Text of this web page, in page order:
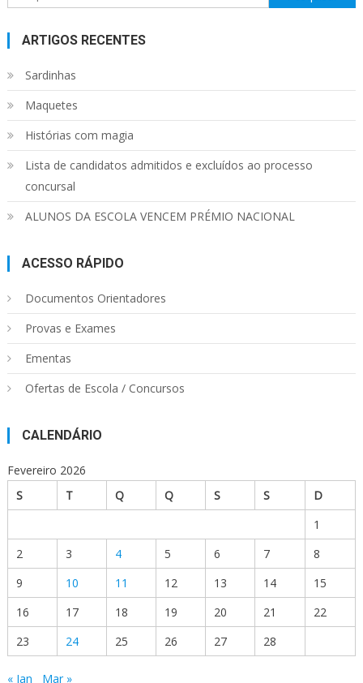
por:
ARTIGOS RECENTES
Sardinhas
Maquetes
Histórias com magia
Lista de candidatos admitidos e excluídos ao processo
concursal
ALUNOS DA ESCOLA VENCEM PRÉMIO NACIONAL
ACESSO RÁPIDO
Documentos Orientadores
Provas e Exames
Ementas
Ofertas de Escola / Concursos
CALENDÁRIO
Fevereiro 2026
S
T Q Q S S
D
1
2
3 4 5 6 7
8
9
10 11 12 13 14
15
16
17 18 19 20 21
22
23
24 25 26 27 28
« Jan Mar »